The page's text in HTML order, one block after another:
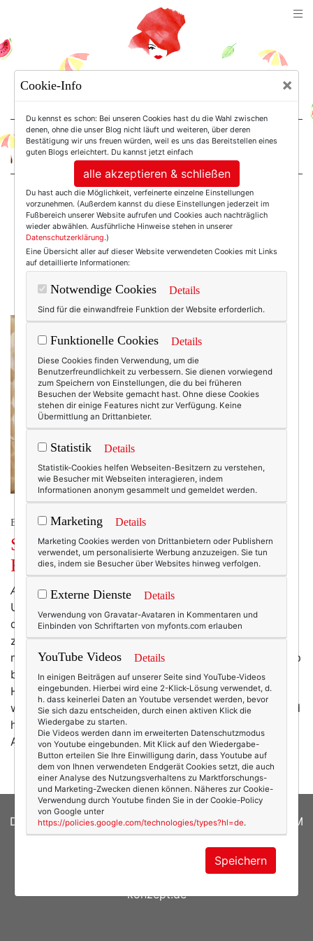
For Women. Not Girls.
Einträge mit dem
Tag: Brecourt
BEAUTY & FASHION
Statt Seeluft: Ambre Noir von
Brecourt.
Ahrenshoopam Darss ist ein sehr beschaulicher
Urlaubsort: einige Restaurants, ein paar Bäcker über
die Hautstraße verteilt, eine sehr gute Buchhandlung,
zwei, drei Galerien, ein Kunstmuseum – schließlich ist
man sehr stolz auf die Künstlerkolonie, die Ahrenshoop
bis ins 20. Jahrhundert hinein angezogen hat. Nix für
Halligalli und die Nacht zum Tag machen. Es gibt
wirklich wenig zu tun – außer die 50 Meter zum Strand
hin- und zurückzulaufen. Genau dafür liebe ich
Ahrenshoop. Man… mehr
DATENSCHUTZERKLÄRUNG|COOKIES|IMPRESSUM
| Susanne Ackstaller
Sibylle Zimmermann, hz-
konzept.de
Cookie-Info ×
Du kennst es schon: Bei unseren Cookies hast du die Wahl zwischen
denen, ohne die unser Blog nicht läuft und weiteren, über deren
Bestätigung wir uns freuen würden, weil es uns das Bereitstellen eines
guten Blogs erleichtert. Du kannst jetzt einfach
alle akzeptieren & schließen
Du hast auch die Möglichkeit, verfeinerte einzelne Einstellungen
vorzunehmen. (Außerdem kannst du diese Einstellungen jederzeit im
Fußbereich unserer Website aufrufen und Cookies auch nachträglich
wieder abwählen. Ausführliche Hinweise stehen in unserer
Datenschutzerklärung.)
Eine Übersicht aller auf dieser Website verwendeten Cookies mit Links
auf detaillierte Informationen:
Notwendige Cookies Details
Sind für die einwandfreie Funktion der Website erforderlich.
Funktionelle Cookies Details
Diese Cookies finden Verwendung, um die
Benutzerfreundlichkeit zu verbessern. Sie dienen vorwiegend
zum Speichern von Einstellungen, die du bei früheren
Besuchen der Website gemacht hast. Ohne diese Cookies
stehen dir einige Features nicht zur Verfügung. Keine
Übermittlung an Drittanbieter.
Statistik Details
Statistik-Cookies helfen Webseiten-Besitzern zu verstehen,
wie Besucher mit Webseiten interagieren, indem
Informationen anonym gesammelt und gemeldet werden.
Marketing Details
Marketing Cookies werden von Drittanbietern oder Publishern
verwendet, um personalisierte Werbung anzuzeigen. Sie tun
dies, indem sie Besucher über Websites hinweg verfolgen.
Externe Dienste Details
Verwendung von Gravatar-Avataren in Kommentaren und
Einbinden von Schriftarten von myfonts.com erlauben
YouTube Videos Details
In einigen Beiträgen auf unserer Seite sind YouTube-Videos
eingebunden. Hierbei wird eine 2-Klick-Lösung verwendet, d.
h. dass keinerlei Daten an Youtube versendet werden, bevor
Sie sich dazu entscheiden, durch einen aktiven Klick die
Wiedergabe zu starten.
Die Videos werden dann im erweiterten Datenschutzmodus
von Youtube eingebunden. Mit Klick auf den Wiedergabe-
Button erteilen Sie Ihre Einwilligung darin, dass Youtube auf
dem von Ihnen verwendeten Endgerät Cookies setzt, die auch
einer Analyse des Nutzungsverhaltens zu Marktforschungs-
und Marketing-Zwecken dienen können. Näheres zur Cookie-
Verwendung durch Youtube finden Sie in der Cookie-Policy
von Google unter
https://policies.google.com/technologies/types?hl=de.
Speichern